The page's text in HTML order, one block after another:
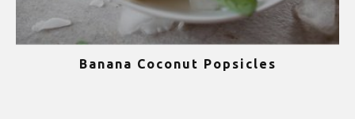
Banana Coconut Popsicles